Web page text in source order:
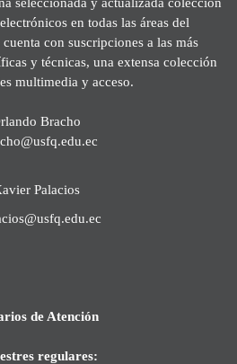
en todas las áreas del
con suscripciones a las más
y técnicas, una extensa colección
multimedia y acceso.
Bracho
Palacios
de Atención
regulares: